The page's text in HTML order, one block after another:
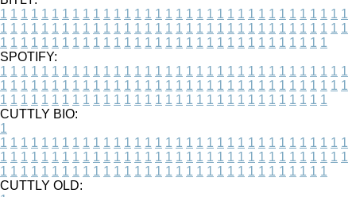
1 1 1 1 1 1 1 1 1 1 1 1 1 1 1 1 1 1 1 1 1 1 1 1 1 1 1 1 1 1 1 1 1 1
1 1 1 1 1 1 1 1 1 1 1 1 1 1 1 1 1 1 1 1 1 1 1 1 1 1 1 1 1 1 1 1 1 1
1 1 1 1 1 1 1 1 1 1 1 1 1 1 1 1 1 1 1 1 1 1 1 1 1 1 1 1 1 1 1 1
SPOTIFY:
1 1 1 1 1 1 1 1 1 1 1 1 1 1 1 1 1 1 1 1 1 1 1 1 1 1 1 1 1 1 1 1 1 1
1 1 1 1 1 1 1 1 1 1 1 1 1 1 1 1 1 1 1 1 1 1 1 1 1 1 1 1 1 1 1 1 1 1
1 1 1 1 1 1 1 1 1 1 1 1 1 1 1 1 1 1 1 1 1 1 1 1 1 1 1 1 1 1 1 1
CUTTLY BIO:
1
1 1 1 1 1 1 1 1 1 1 1 1 1 1 1 1 1 1 1 1 1 1 1 1 1 1 1 1 1 1 1 1 1 1
1 1 1 1 1 1 1 1 1 1 1 1 1 1 1 1 1 1 1 1 1 1 1 1 1 1 1 1 1 1 1 1 1 1
1 1 1 1 1 1 1 1 1 1 1 1 1 1 1 1 1 1 1 1 1 1 1 1 1 1 1 1 1 1 1 1
CUTTLY OLD: